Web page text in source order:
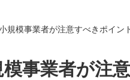
規模事業者が注意すべきポイン
事業者が注